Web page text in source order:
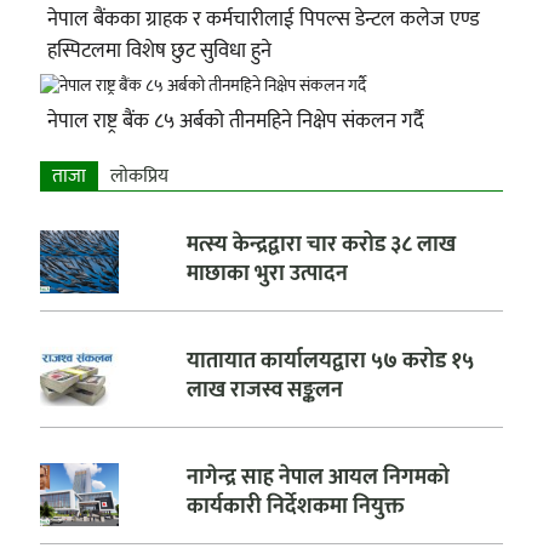
नेपाल बैंकका ग्राहक र कर्मचारीलाई पिपल्स डेन्टल कलेज एण्ड
हस्पिटलमा विशेष छुट सुविधा हुने
नेपाल राष्ट्र बैंक ८५ अर्बको तीनमहिने निक्षेप संकलन गर्दै
ताजा लाेकप्रिय
मत्स्य केन्द्रद्वारा चार करोड ३८ लाख
माछाका भुरा उत्पादन
यातायात कार्यालयद्वारा ५७ करोड १५
लाख राजस्व सङ्कलन
नागेन्द्र साह नेपाल आयल निगमको
कार्यकारी निर्देशकमा नियुक्त